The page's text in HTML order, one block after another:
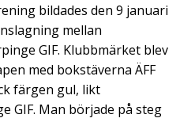
bildades den 9 januari
mellan
GIF. Klubbmärket blev
med bokstäverna ÄFF
färgen gul, likt
GIF. Man började på steg